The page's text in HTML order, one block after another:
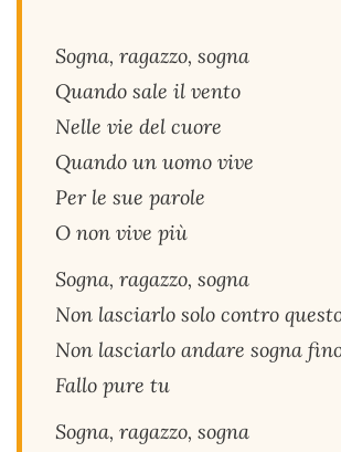
Sogna, ragazzo, sogna
Quando sale il vento
Nelle vie del cuore
Quando un uomo vive
Per le sue parole
O non vive più
Sogna, ragazzo, sogna
Non lasciarlo solo contro
Non lasciarlo andare sogna
Fallo pure tu
Sogna, ragazzo, sogna